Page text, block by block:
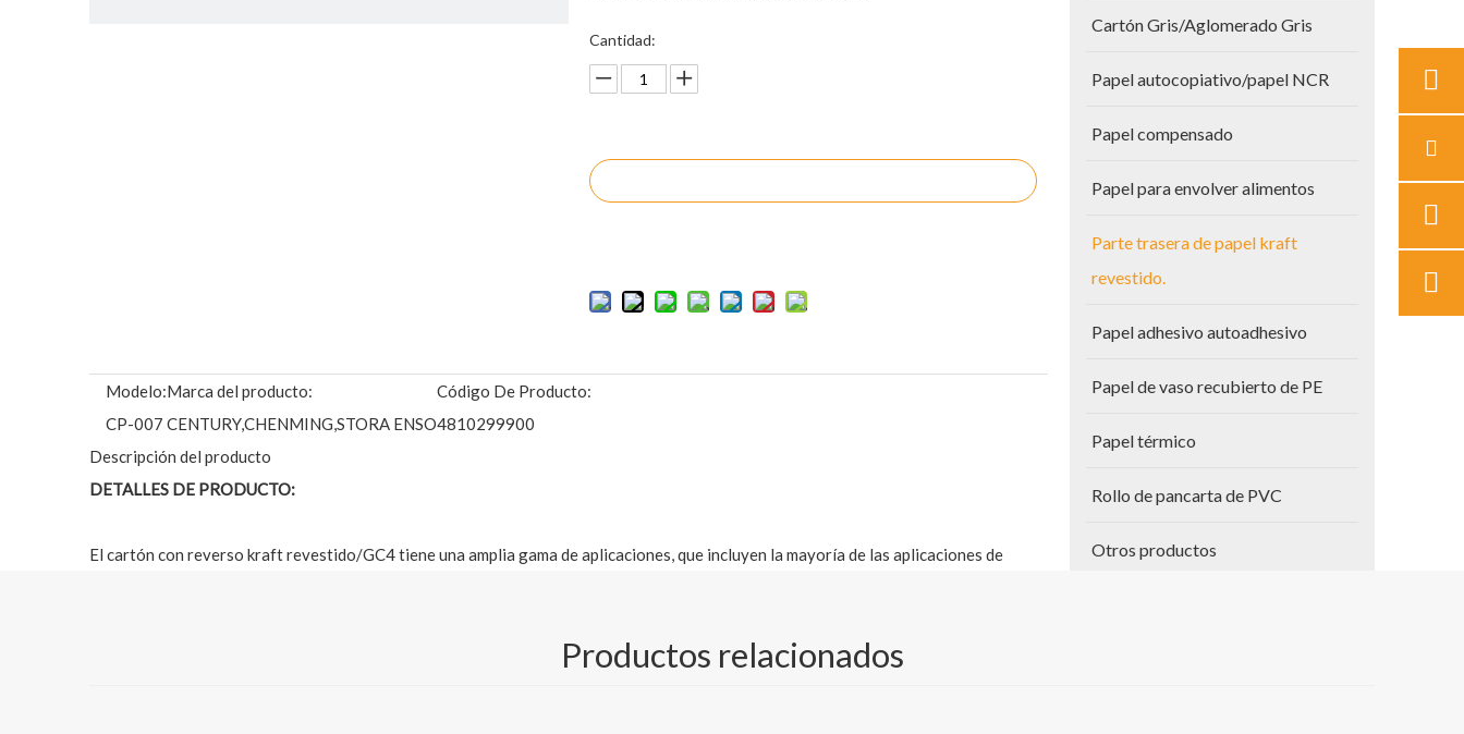
Cantidad:
Modelo:
CP-007
Marca del producto:
CENTURY,CHENMING,STORA ENSO
Código De Producto:
4810299900
Descripción del producto
DETALLES DE PRODUCTO:
El cartón con reverso kraft revestido/GC4 tiene una amplia gama de aplicaciones, que incluyen la mayoría de las aplicaciones de
Cartón Gris/Aglomerado Gris
Papel autocopiativo/papel NCR
Papel compensado
Papel para envolver alimentos
Parte trasera de papel kraft
revestido.
Papel adhesivo autoadhesivo
Papel de vaso recubierto de PE
Papel térmico
Rollo de pancarta de PVC
Otros productos
Productos relacionados